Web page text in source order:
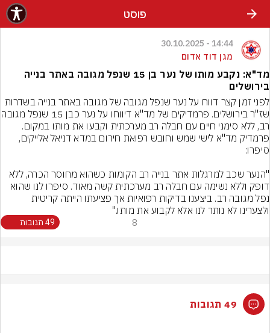
פוסט
14:44 - 30.10.2025
מגן דוד אדום
מד"א: נקבע מותו של נער בן 15 שנפל מגובה באתר בנייה
בירושלים
רב, ללא סימני חיים עם חבלה רב מערכתית וקבעו את מותו במקום.
נפל מגובה רב. ביצענו בדיקות רפואיות אך פציעתו הייתה קריטית
ולצערינו לא נותר לנו אלא לקבוע את מותו."
8 49 תגובות
49 תגובות